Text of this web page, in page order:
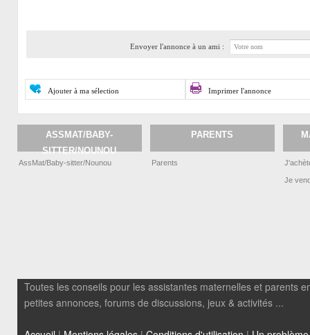
Envoyer l'annonce à un ami :
Ajouter à ma sélection Imprimer l'annonce
ASSMAT/BABY-
SITTER/NOUNOU
AssMat/Baby-sitter/Nounou
PARENTS
Parents
Je
Toutes les conseils pour les assistantes maternelles et parents
petites annonces, forums de discussions, jeux & activités ...